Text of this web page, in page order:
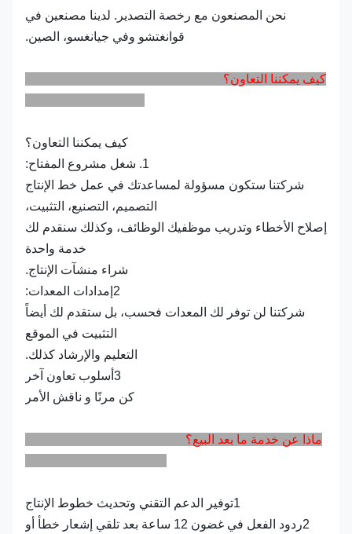
نحن المصنعون مع رخصة التصدير. لدينا مصنعين في
قوانغتشو وفي جيانغسو، الصين.
كيف يمكننا التعاون؟
كيف يمكننا التعاون؟
شركتنا ستكون مسؤولة لمساعدتك في عمل خط الإنتاج
التصميم، التصنيع، التثبيت،
إصلاح الأخطاء وتدريب موظفيك الوظائف، وكذلك سنقدم لك
خدمة واحدة
شراء منشآت الإنتاج.
شركتنا لن توفر لك المعدات فحسب، بل ستقدم لك أيضاً
التثبيت في الموقع
التعليم والإرشاد كذلك.
كن مرنًا و ناقش الأمر
ماذا عن خدمة ما بعد البيع؟
2ردود الفعل في غضون 12 ساعة بعد تلقي إشعار خطأ أو